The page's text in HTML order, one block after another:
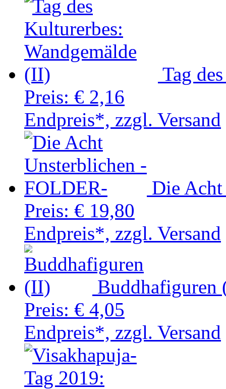
Tag
Preis: € 2,16
Endpreis*, zzgl. Versand
Die
Preis: € 19,80
Endpreis*, zzgl. Versand
Buddhafiguren
Preis: € 4,05
Endpreis*, zzgl. Versand